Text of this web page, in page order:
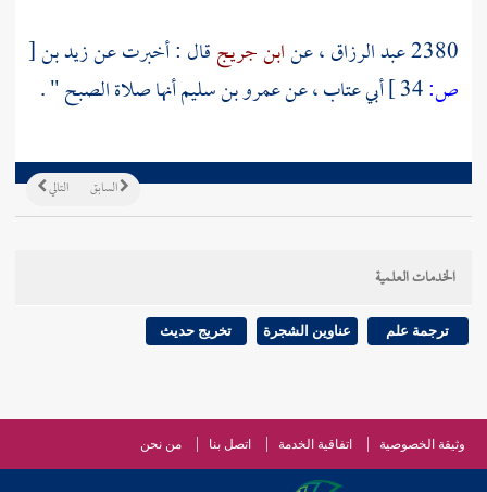
2380عبد الرزاق، عنابن جريجقال : أخبرت عنزيد بن[
ص:
أبي عتاب، عنعمرو بن سليمأنها صلاة الصبح " .
التالي السابق
الخدمات العلمية
ترجمة علم عناوين الشجرة تخريج حديث
وثيقة الخصوصية اتفاقية الخدمة اتصل بنا من نحن